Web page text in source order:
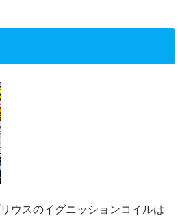
ウスのイグニッションコイルは